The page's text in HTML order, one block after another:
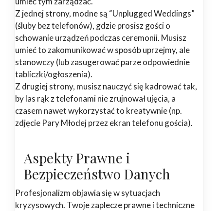
Z jednej strony, modne są “Unplugged Weddings”
(śluby bez telefonów), gdzie prosisz gości o
schowanie urządzeń podczas ceremonii. Musisz
umieć to zakomunikować w sposób uprzejmy, ale
stanowczy (lub zasugerować parze odpowiednie
tabliczki/ogłoszenia).
Z drugiej strony, musisz nauczyć się kadrować tak,
by las rąk z telefonami nie zrujnował ujęcia, a
czasem nawet wykorzystać to kreatywnie (np.
zdjęcie Pary Młodej przez ekran telefonu gościa).
Aspekty Prawne i
Bezpieczeństwo Danych
Profesjonalizm objawia się w sytuacjach
kryzysowych. Twoje zaplecze prawne i techniczne